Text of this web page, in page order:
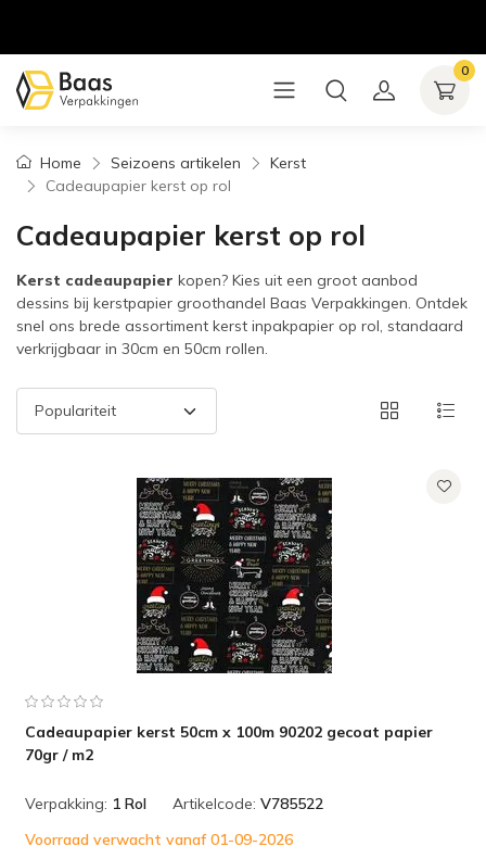
0
Home Seizoens artikelen
Kerst
Cadeaupapier kerst op rol
Cadeaupapier kerst op rol
Kerst cadeaupapier kopen? Kies uit een groot aanbod
dessins bij kerstpapier groothandel Baas Verpakkingen. Ontdek
snel ons brede assortiment kerst inpakpapier op rol, standaard
verkrijgbaar in 30cm en 50cm rollen.
Cadeaupapier kerst 50cm x 100m 90202 gecoat papier
70gr / m2
Verpakking: 1 Rol Artikelcode: V785522
Voorraad verwacht vanaf 01-09-2026